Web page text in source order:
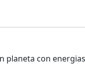
con